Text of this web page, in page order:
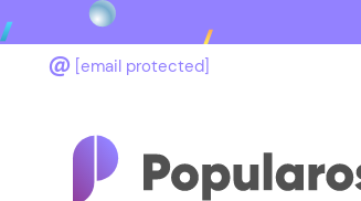
[email protected]